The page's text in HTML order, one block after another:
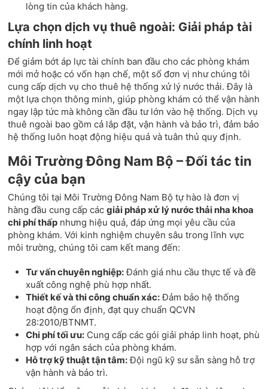
lòng tin của khách hàng.
Lựa chọn dịch vụ thuê ngoài: Giải pháp tài
chính linh hoạt
Để giảm bớt áp lực tài chính ban đầu cho các phòng khám
mới mở hoặc có vốn hạn chế, một số đơn vị như chúng tôi
cung cấp dịch vụ cho thuê hệ thống xử lý nước thải. Đây là
một lựa chọn thông minh, giúp phòng khám có thể vận hành
ngay lập tức mà không cần đầu tư lớn vào hệ thống. Dịch vụ
thuê ngoài bao gồm cả lắp đặt, vận hành và bảo trì, đảm bảo
hệ thống luôn hoạt động hiệu quả và tuân thủ quy định.
Môi Trường Đông Nam Bộ – Đối tác tin
cậy của bạn
Chúng tôi tại Môi Trường Đông Nam Bộ tự hào là đơn vị
hàng đầu cung cấp cácgiải pháp xử lý nước thải nha khoa
chi phí thấp nhưng hiệu quả, đáp ứng mọi yêu cầu của
phòng khám. Với kinh nghiệm chuyên sâu trong lĩnh vực
môi trường, chúng tôi cam kết mang đến:
Tư vấn chuyên nghiệp:Đánh giá nhu cầu thực tế và đề
xuất công nghệ phù hợp nhất.
Thiết kế và thi công chuẩn xác:Đảm bảo hệ thống
hoạt động ổn định, đạt quy chuẩn QCVN
28:2010/BTNMT.
Chi phí tối ưu: Cung cấp các gói giải pháp linh hoạt, phù
hợp với ngân sách của phòng khám.
Hỗ trợ kỹ thuật tận tâm:Đội ngũ kỹ sư sẵn sàng hỗ trợ
vận hành và bảo trì.